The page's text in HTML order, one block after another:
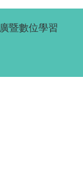
暨數位學習